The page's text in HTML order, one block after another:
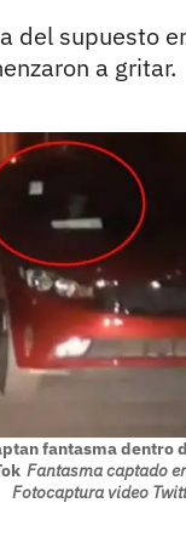
del supuesto
a gritar.
fantasma dentro
Fantasma captado
Fotocaptura video